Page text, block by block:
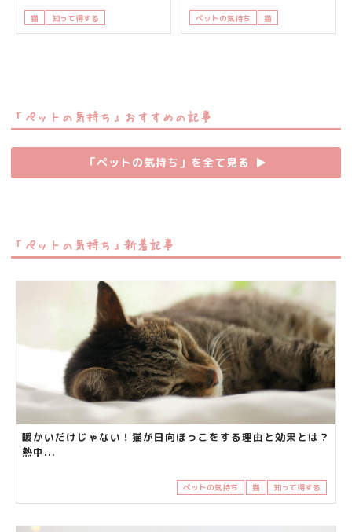
猫 知って得する ペットの気持ち 猫
「ペットの気持ち」おすすめの記事
「ペットの気持ち」を全て見る ▶︎
「ペットの気持ち」新着記事
暖かいだけじゃない！猫が日向ぼっこをする理由と効果とは？
熱中...
ペットの気持ち 猫 知って得する